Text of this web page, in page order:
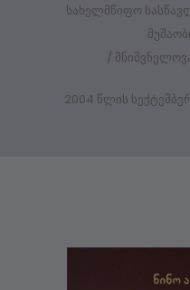
სახელმწიფო
/
2004 წლის